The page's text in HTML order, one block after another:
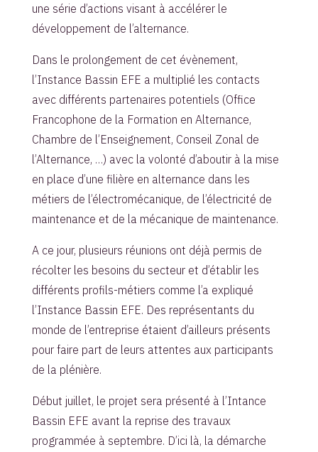
une série d’actions visant à accélérer le
développement de l’alternance.
Dans le prolongement de cet évènement,
l’Instance Bassin EFE a multiplié les contacts
avec différents partenaires potentiels (Office
Francophone de la Formation en Alternance,
Chambre de l’Enseignement, Conseil Zonal de
l’Alternance, …) avec la volonté d’aboutir à la mise
en place d’une filière en alternance dans les
métiers de l’électromécanique, de l’électricité de
maintenance et de la mécanique de maintenance.
A ce jour, plusieurs réunions ont déjà permis de
récolter les besoins du secteur et d’établir les
différents profils-métiers comme l’a expliqué
l’Instance Bassin EFE. Des représentants du
monde de l’entreprise étaient d’ailleurs présents
pour faire part de leurs attentes aux participants
de la plénière.
Début juillet, le projet sera présenté à l’Intance
Bassin EFE avant la reprise des travaux
programmée à septembre. D’ici là, la démarche